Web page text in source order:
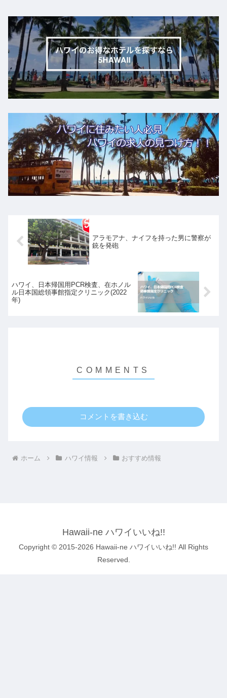
アラモアナ、ナイフを持った男に警察が
銃を発砲
ハワイ、日本帰国用PCR検査、在ホノル
ル日本国総領事館指定クリニック(2022
年)
コメントを書き込む
ホーム ハワイ情報 おすすめ情報
Hawaii-ne ハワイいいね!!
Copyright © 2015-2026 Hawaii-ne ハワイいいね!! All Rights
Reserved.